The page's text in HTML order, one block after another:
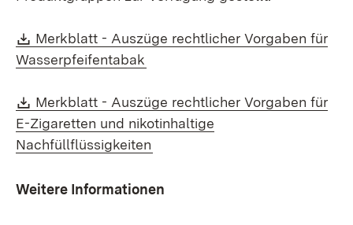
Download:
Merkblatt - Auszüge rechtlicher Vorgaben für
Wasserpfeifentabak
Download:
Merkblatt - Auszüge rechtlicher Vorgaben für
E-Zigaretten und nikotinhaltige
Nachfüllflüssigkeiten
Weitere Informationen